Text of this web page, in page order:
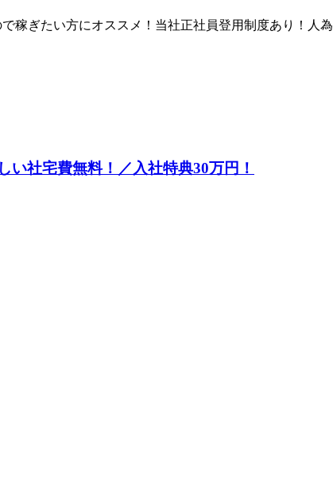
稼ぎたい方にオススメ！当社正社員登用制度あり！人
い社宅費無料！／入社特典30万円！